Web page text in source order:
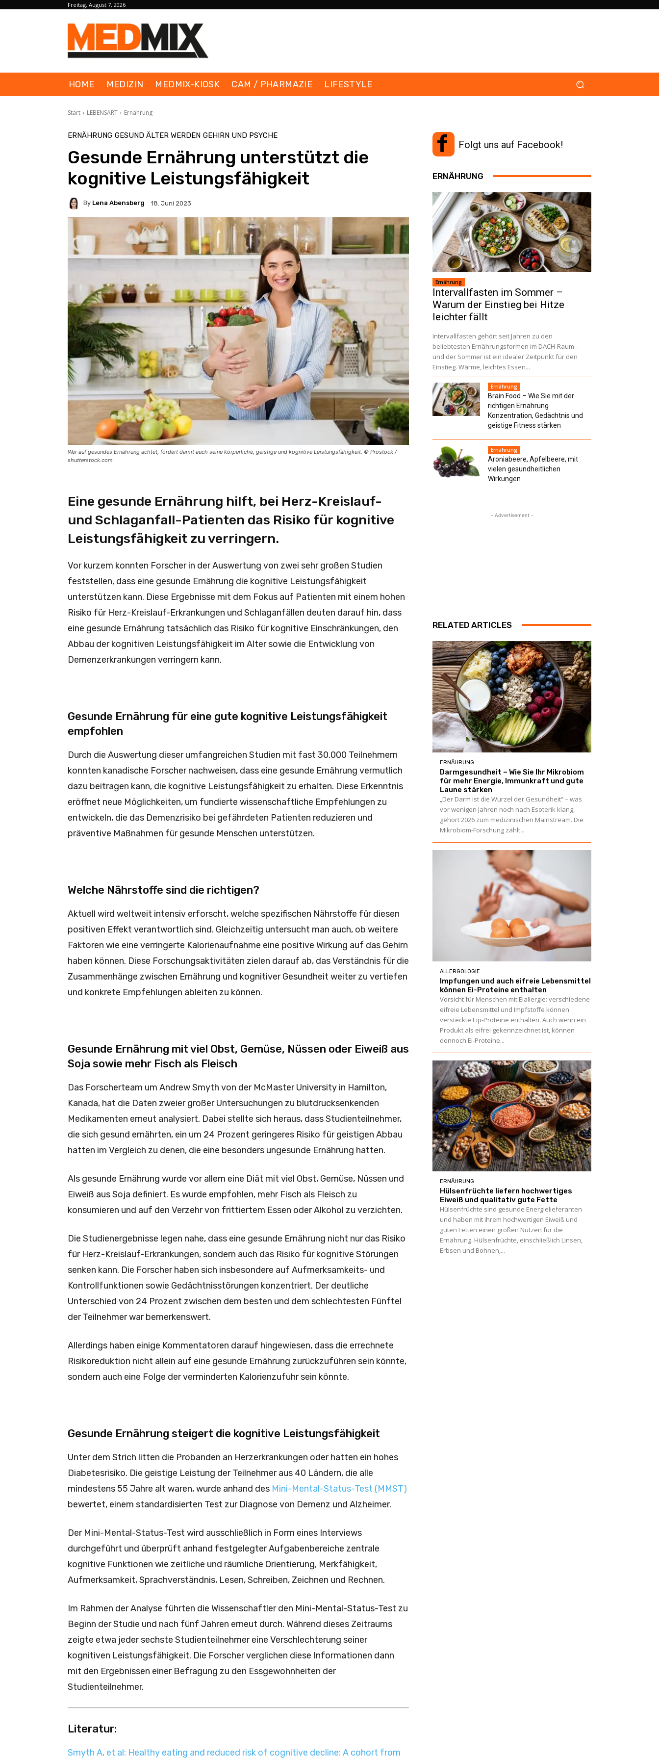
Freitag, August 7, 2026
HOME MEDIZIN MEDMIX-KIOSK CAM / PHARMAZIE LIFESTYLE
Start LEBENSART Ernährung
ERNÄHRUNG GESUND ÄLTER WERDEN GEHIRN UND PSYCHE
Gesunde Ernährung unterstützt die
kognitive Leistungsfähigkeit
By Lena Abensberg 18. Juni 2023
Wer auf gesundes Ernährung achtet, fördert damit auch seine körperliche, geistige und kognitive Leistungsfähigkeit. © Prostock /
shutterstock.com
Eine gesunde Ernährung hilft, bei Herz-Kreislauf-
und Schlaganfall-Patienten das Risiko für kognitive
Leistungsfähigkeit zu verringern.
Vor kurzem konnten Forscher in der Auswertung von zwei sehr großen Studien
feststellen, dass eine gesunde Ernährung die kognitive Leistungsfähigkeit
unterstützen kann. Diese Ergebnisse mit dem Fokus auf Patienten mit einem hohen
Risiko für Herz-Kreislauf-Erkrankungen und Schlaganfällen deuten darauf hin, dass
eine gesunde Ernährung tatsächlich das Risiko für kognitive Einschränkungen, den
Abbau der kognitiven Leistungsfähigkeit im Alter sowie die Entwicklung von
Demenzerkrankungen verringern kann.
Gesunde Ernährung für eine gute kognitive Leistungsfähigkeit
empfohlen
Durch die Auswertung dieser umfangreichen Studien mit fast 30.000 Teilnehmern
konnten kanadische Forscher nachweisen, dass eine gesunde Ernährung vermutlich
dazu beitragen kann, die kognitive Leistungsfähigkeit zu erhalten. Diese Erkenntnis
eröffnet neue Möglichkeiten, um fundierte wissenschaftliche Empfehlungen zu
entwickeln, die das Demenzrisiko bei gefährdeten Patienten reduzieren und
präventive Maßnahmen für gesunde Menschen unterstützen.
Welche Nährstoffe sind die richtigen?
Aktuell wird weltweit intensiv erforscht, welche spezifischen Nährstoffe für diesen
positiven Effekt verantwortlich sind. Gleichzeitig untersucht man auch, ob weitere
Faktoren wie eine verringerte Kalorienaufnahme eine positive Wirkung auf das Gehirn
haben können. Diese Forschungsaktivitäten zielen darauf ab, das Verständnis für die
Zusammenhänge zwischen Ernährung und kognitiver Gesundheit weiter zu vertiefen
und konkrete Empfehlungen ableiten zu können.
Gesunde Ernährung mit viel Obst, Gemüse, Nüssen oder Eiweiß aus
Soja sowie mehr Fisch als Fleisch
Das Forscherteam um Andrew Smyth von der McMaster University in Hamilton,
Kanada, hat die Daten zweier großer Untersuchungen zu blutdrucksenkenden
Medikamenten erneut analysiert. Dabei stellte sich heraus, dass Studienteilnehmer,
die sich gesund ernährten, ein um 24 Prozent geringeres Risiko für geistigen Abbau
hatten im Vergleich zu denen, die eine besonders ungesunde Ernährung hatten.
Als gesunde Ernährung wurde vor allem eine Diät mit viel Obst, Gemüse, Nüssen und
Eiweiß aus Soja definiert. Es wurde empfohlen, mehr Fisch als Fleisch zu
konsumieren und auf den Verzehr von frittiertem Essen oder Alkohol zu verzichten.
Die Studienergebnisse legen nahe, dass eine gesunde Ernährung nicht nur das Risiko
für Herz-Kreislauf-Erkrankungen, sondern auch das Risiko für kognitive Störungen
senken kann. Die Forscher haben sich insbesondere auf Aufmerksamkeits- und
Kontrollfunktionen sowie Gedächtnisstörungen konzentriert. Der deutliche
Unterschied von 24 Prozent zwischen dem besten und dem schlechtesten Fünftel
der Teilnehmer war bemerkenswert.
Allerdings haben einige Kommentatoren darauf hingewiesen, dass die errechnete
Risikoreduktion nicht allein auf eine gesunde Ernährung zurückzuführen sein könnte,
sondern auch eine Folge der verminderten Kalorienzufuhr sein könnte.
Gesunde Ernährung steigert die kognitive Leistungsfähigkeit
Unter dem Strich litten die Probanden an Herzerkrankungen oder hatten ein hohes
Diabetesrisiko. Die geistige Leistung der Teilnehmer aus 40 Ländern, die alle
mindestens 55 Jahre alt waren, wurde anhand des Mini-Mental-Status-Test (MMST)
bewertet, einem standardisierten Test zur Diagnose von Demenz und Alzheimer.
Der Mini-Mental-Status-Test wird ausschließlich in Form eines Interviews
durchgeführt und überprüft anhand festgelegter Aufgabenbereiche zentrale
kognitive Funktionen wie zeitliche und räumliche Orientierung, Merkfähigkeit,
Aufmerksamkeit, Sprachverständnis, Lesen, Schreiben, Zeichnen und Rechnen.
Im Rahmen der Analyse führten die Wissenschaftler den Mini-Mental-Status-Test zu
Beginn der Studie und nach fünf Jahren erneut durch. Während dieses Zeitraums
zeigte etwa jeder sechste Studienteilnehmer eine Verschlechterung seiner
kognitiven Leistungsfähigkeit. Die Forscher verglichen diese Informationen dann
mit den Ergebnissen einer Befragung zu den Essgewohnheiten der
Studienteilnehmer.
Literatur:
Smyth A, et al: Healthy eating and reduced risk of cognitive decline: A cohort from
Folgt uns auf Facebook!
ERNÄHRUNG
Ernährung
Intervallfasten im Sommer –
Warum der Einstieg bei Hitze
leichter fällt
Intervallfasten gehört seit Jahren zu den
beliebtesten Ernährungsformen im DACH-Raum –
und der Sommer ist ein idealer Zeitpunkt für den
Einstieg. Wärme, leichtes Essen...
Ernährung
Brain Food – Wie Sie mit der
richtigen Ernährung
Konzentration, Gedächtnis und
geistige Fitness stärken
Ernährung
Aroniabeere, Apfelbeere, mit
vielen gesundheitlichen
Wirkungen
- Advertisement -
RELATED ARTICLES
ERNÄHRUNG
Darmgesundheit – Wie Sie Ihr Mikrobiom
für mehr Energie, Immunkraft und gute
Laune stärken
„Der Darm ist die Wurzel der Gesundheit“ – was
vor wenigen Jahren noch nach Esoterik klang,
gehört 2026 zum medizinischen Mainstream. Die
Mikrobiom-Forschung zählt...
ALLERGOLOGIE
Impfungen und auch eifreie Lebensmittel
können Ei-Proteine enthalten
Vorsicht für Menschen mit Eiallergie: verschiedene
eifreie Lebensmittel und Impfstoffe können
versteckte Eip-Proteine enthalten. Auch wenn ein
Produkt als eifrei gekennzeichnet ist, können
dennoch Ei-Proteine...
ERNÄHRUNG
Hülsenfrüchte liefern hochwertiges
Eiweiß und qualitativ gute Fette
Hülsenfrüchte sind gesunde Energielieferanten
und haben mit ihrem hochwertigen Eiweiß und
guten Fetten einen großen Nutzen für die
Ernährung. Hülsenfrüchte, einschließlich Linsen,
Erbsen und Bohnen,...